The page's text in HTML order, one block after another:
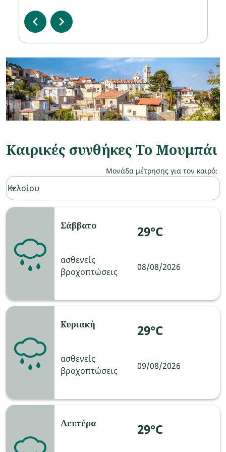
ΑΥΓ
chevron_left chevron_right
Καιρικές συνθήκες Το Μουμπάι
Μονάδα μέτρησης για τον καιρό:
Weather unit option Κελσίου Selected
Κελσίου
keyboard_arrow_down
Σάββατο
ασθενείς
βροχοπτώσεις
29°C
08/08/2026
Κυριακή
ασθενείς
βροχοπτώσεις
29°C
09/08/2026
Δευτέρα 29°C